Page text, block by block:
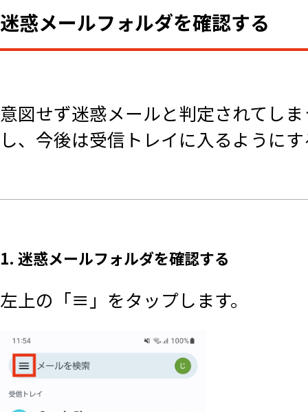
迷惑メールフォルダを確認する
意図せず迷惑メールと判定されてし
し、今後は受信トレイに入るように
1. 迷惑メールフォルダを確認する
左上の「≡」をタップします。